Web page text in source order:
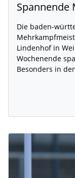
Die baden-
Lindenhof in
Wochenende
Besonders in